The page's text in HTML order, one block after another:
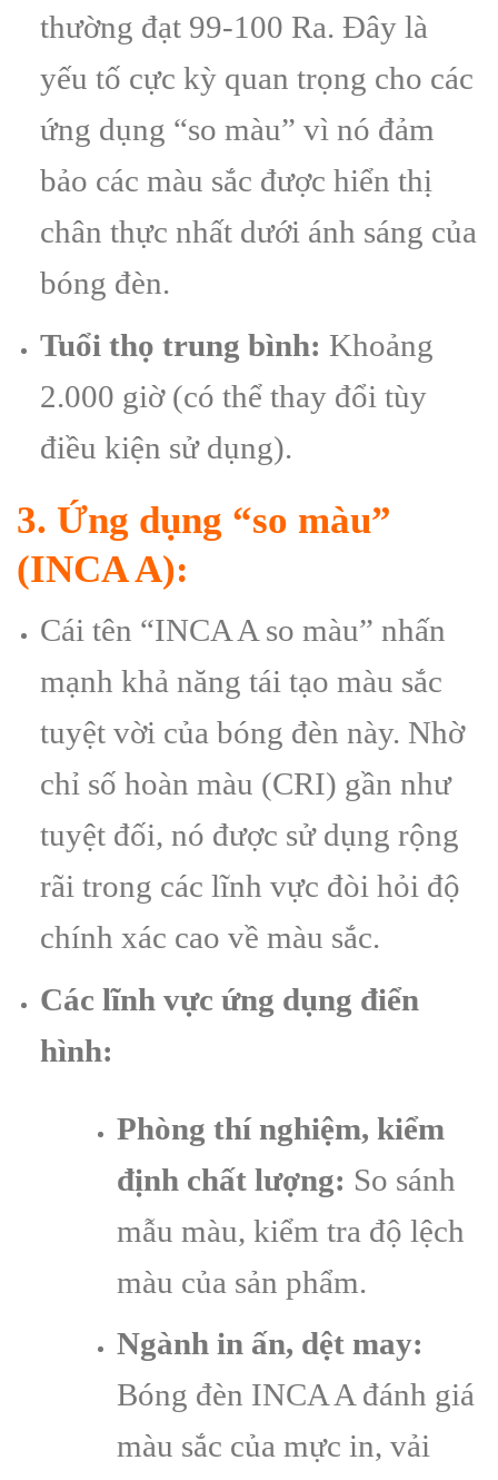
thường đạt 99-100 Ra. Đây là
yếu tố cực kỳ quan trọng cho các
ứng dụng “so màu” vì nó đảm
bảo các màu sắc được hiển thị
chân thực nhất dưới ánh sáng của
bóng đèn.
Tuổi thọ trung bình: Khoảng
2.000 giờ (có thể thay đổi tùy
điều kiện sử dụng).
3. Ứng dụng “so màu”
(INCA A):
Cái tên “INCA A so màu” nhấn
mạnh khả năng tái tạo màu sắc
tuyệt vời của bóng đèn này. Nhờ
chỉ số hoàn màu (CRI) gần như
tuyệt đối, nó được sử dụng rộng
rãi trong các lĩnh vực đòi hỏi độ
chính xác cao về màu sắc.
Các lĩnh vực ứng dụng điển
hình:
Phòng thí nghiệm, kiểm
định chất lượng: So sánh
mẫu màu, kiểm tra độ lệch
màu của sản phẩm.
Ngành in ấn, dệt may:
Bóng đèn INCA A đánh giá
màu sắc của mực in, vải